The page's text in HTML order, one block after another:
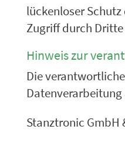
lückenloser
Zugriff durch
Hinweis zur
Die
Stanztronic GmbH